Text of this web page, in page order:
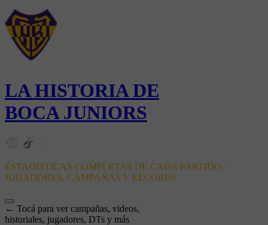
LA HISTORIA DE
BOCA JUNIORS
ESTADÍSTICAS COMPLETAS DE CADA PARTIDO -
JUGADORES, CAMPAÑAS Y RÉCORDS
← Tocá para ver campañas, videos,
historiales, jugadores, DTs y más